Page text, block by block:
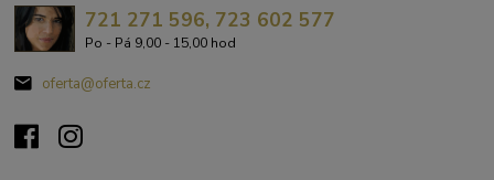
721 271 596, 723 602 577
Po - Pá 9,00 - 15,00 hod
oferta@oferta.cz